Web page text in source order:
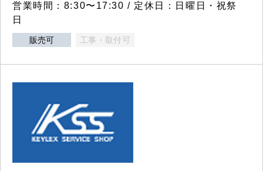
営業時間：8:30〜17:30 / 定休日：日曜日・祝祭
日
販売可 工事・取付可